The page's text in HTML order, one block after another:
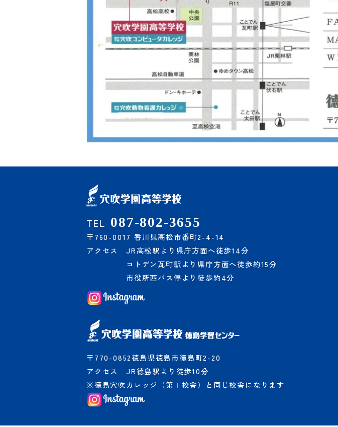
TEL 087-802-3655
〒760-0017 香川県高松市番町2-4-14
アクセス JR高松駅より県庁方面へ徒歩14分
コトデン瓦町駅より県庁方面へ徒歩約15分
市役所西バス停より徒歩約4分
〒770-0852徳島県徳島市徳島町2-20
アクセス JR徳島駅より徒歩10分
※徳島穴吹カレッジ（第Ⅰ校舎）と同じ校舎になります